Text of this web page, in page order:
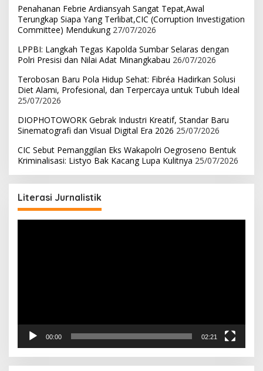
Penahanan Febrie Ardiansyah Sangat Tepat,Awal
Terungkap Siapa Yang Terlibat,CIC (Corruption Investigation
Committee) Mendukung 27/07/2026
LPPBI: Langkah Tegas Kapolda Sumbar Selaras dengan
Polri Presisi dan Nilai Adat Minangkabau 26/07/2026
Terobosan Baru Pola Hidup Sehat: Fibréa Hadirkan Solusi
Diet Alami, Profesional, dan Terpercaya untuk Tubuh Ideal
25/07/2026
DIOPHOTOWORK Gebrak Industri Kreatif, Standar Baru
Sinematografi dan Visual Digital Era 2026 25/07/2026
CIC Sebut Pemanggilan Eks Wakapolri Oegroseno Bentuk
Kriminalisasi: Listyo Bak Kacang Lupa Kulitnya 25/07/2026
Literasi Jurnalistik
00:00 02:21